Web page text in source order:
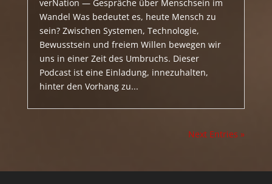
verNation — Gespräche über Menschsein im
Wandel Was bedeutet es, heute Mensch zu
sein? Zwischen Systemen, Technologie,
Bewusstsein und freiem Willen bewegen wir
uns in einer Zeit des Umbruchs. Dieser
Podcast ist eine Einladung, innezuhalten,
hinter den Vorhang zu...
Next Entries »